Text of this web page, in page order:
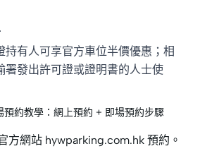
持有人可享官方車位半價優惠；相
署發出許可證或證明書的人士使
預約教學：網上預約 + 即場預約步驟
方網站 hywparking.com.hk 預約。